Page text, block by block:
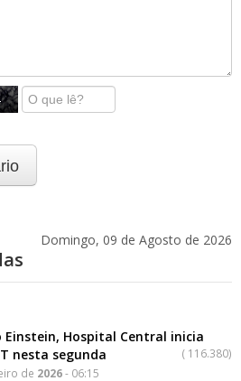
Domingo, 09 de Agosto de 2026
Einstein, Hospital Central inicia
nesta segunda
( 116.380)
de 2026- 06:15